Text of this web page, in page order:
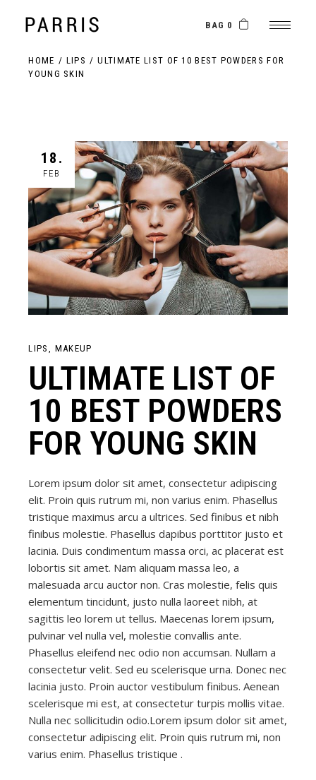
BAG 0
HOME LIPS
ULTIMATE LIST OF 10 BEST POWDERS FOR
YOUNG SKIN
18.
FEB
LIPS MAKEUP
ULTIMATE LIST OF
10 BEST POWDERS
FOR YOUNG SKIN
Lorem ipsum dolor sit amet, consectetur adipiscing
elit. Proin quis rutrum mi, non varius enim. Phasellus
tristique maximus arcu a ultrices. Sed finibus et nibh
finibus molestie. Phasellus dapibus porttitor justo et
lacinia. Duis condimentum massa orci, ac placerat est
lobortis sit amet. Nam aliquam massa leo, a
malesuada arcu auctor non. Cras molestie, felis quis
elementum tincidunt, justo nulla laoreet nibh, at
sagittis leo lorem ut tellus. Maecenas lorem ipsum,
pulvinar vel nulla vel, molestie convallis ante.
Phasellus eleifend nec odio non accumsan. Nullam a
consectetur velit. Sed eu scelerisque urna. Donec nec
lacinia justo. Proin auctor vestibulum finibus. Aenean
scelerisque mi est, at consectetur turpis mollis vitae.
Nulla nec sollicitudin odio.Lorem ipsum dolor sit amet,
consectetur adipiscing elit. Proin quis rutrum mi, non
varius enim. Phasellus tristique .